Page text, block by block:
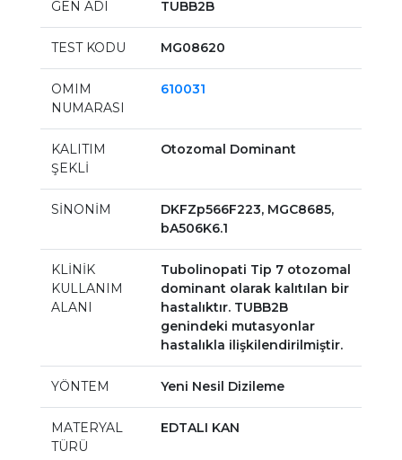
GEN ADI TUBB2B
TEST KODU MG08620
OMIM
NUMARASI
610031
KALITIM
ŞEKLİ
Otozomal Dominant
SİNONİM
DKFZp566F223, MGC8685,
bA506K6.1
KLİNİK
KULLANIM
ALANI
Tubolinopati Tip 7 otozomal
dominant olarak kalıtılan bir
hastalıktır. TUBB2B
genindeki mutasyonlar
hastalıkla ilişkilendirilmiştir.
YÖNTEM Yeni Nesil Dizileme
MATERYAL
TÜRÜ
EDTALI KAN